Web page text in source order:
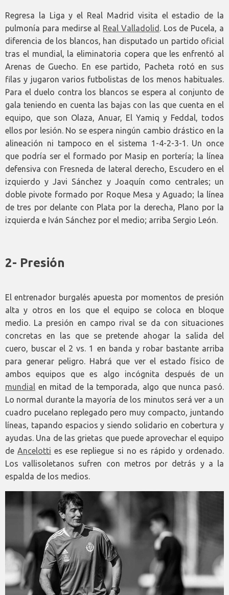
Regresa la Liga y el Real Madrid visita el estadio de la
pulmonía para medirse al Real Valladolid . Los de Pucela, a
diferencia de los blancos, han disputado un partido oficial
tras el mundial, la eliminatoria copera que les enfrentó al
Arenas de Guecho. En ese partido, Pacheta rotó en sus
filas y jugaron varios futbolistas de los menos habituales.
Para el duelo contra los blancos se espera al conjunto de
gala teniendo en cuenta las bajas con las que cuenta en el
equipo, que son Olaza, Anuar, El Yamiq y Feddal, todos
ellos por lesión. No se espera ningún cambio drástico en la
alineación ni tampoco en el sistema 1-4-2-3-1. Un once
que podría ser el formado por Masip en portería; la línea
defensiva con Fresneda de lateral derecho, Escudero en el
izquierdo y Javi Sánchez y Joaquín como centrales; un
doble pivote formado por Roque Mesa y Aguado; la línea
de tres por delante con Plata por la derecha, Plano por la
izquierda e Iván Sánchez por el medio; arriba Sergio León.
2- Presión
El entrenador burgalés apuesta por momentos de presión
alta y otros en los que el equipo se coloca en bloque
medio. La presión en campo rival se da con situaciones
concretas en las que se pretende ahogar la salida del
cuero, buscar el 2 vs. 1 en banda y robar bastante arriba
para generar peligro. Habrá que ver el estado físico de
ambos equipos que es algo incógnita después de un
mundial en mitad de la temporada, algo que nunca pasó.
Lo normal durante la mayoría de los minutos será ver a un
cuadro pucelano replegado pero muy compacto, juntando
líneas, tapando espacios y siendo solidario en cobertura y
ayudas. Una de las grietas que puede aprovechar el equipo
deAncelotti es ese repliegue si no es rápido y ordenado.
Los vallisoletanos sufren con metros por detrás y a la
espalda de los medios.